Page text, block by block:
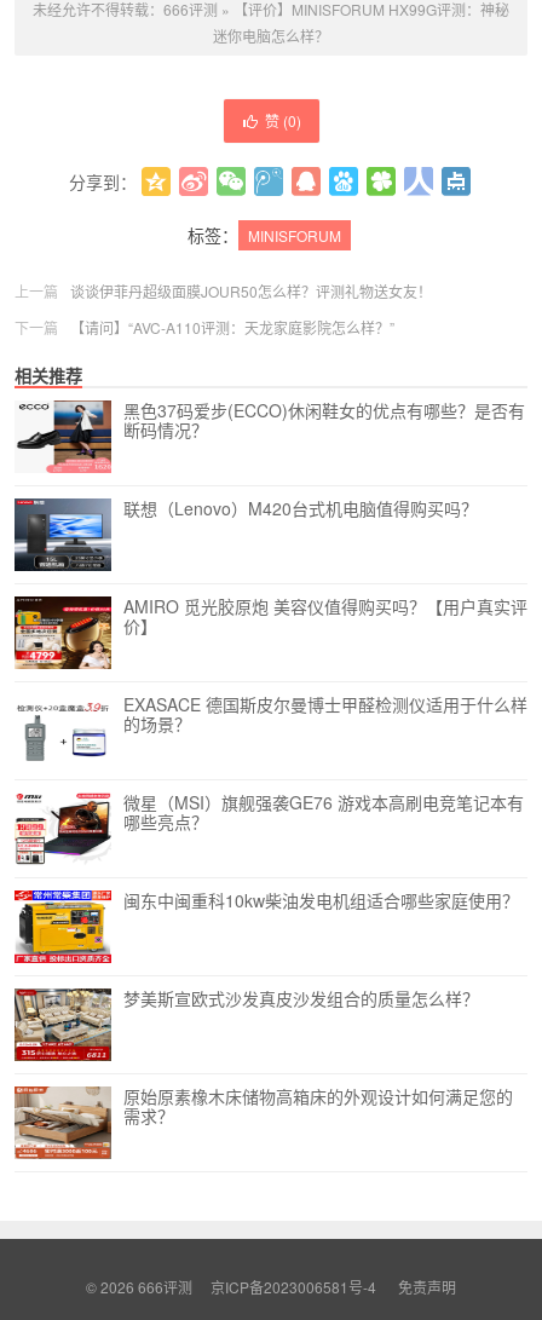
未经允许不得转载： 666评测 »
【评价】MINISFORUM HX99G评测：神秘
迷你电脑怎么样？
赞 (0)
分享到：
标签：
MINISFORUM
上一篇
谈谈伊菲丹超级面膜JOUR50怎么样？评测礼物送女友！
下一篇
【请问】“AVC-A110评测：天龙家庭影院怎么样？”
相关推荐
黑色37码爱步(ECCO)休闲鞋女的优点有哪些？是否有
断码情况？
联想（Lenovo）M420台式机电脑值得购买吗？
AMIRO 觅光胶原炮 美容仪值得购买吗？【用户真实评
价】
EXASACE 德国斯皮尔曼博士甲醛检测仪适用于什么样
的场景？
微星（MSI）旗舰强袭GE76 游戏本高刷电竞笔记本有
哪些亮点？
闽东中闽重科10kw柴油发电机组适合哪些家庭使用？
梦美斯宣欧式沙发真皮沙发组合的质量怎么样？
原始原素橡木床储物高箱床的外观设计如何满足您的
需求？
© 2026 666评测 京ICP备2023006581号-4 免责声明